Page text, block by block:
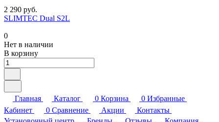
2 290 руб.
SLIMTEC Dual S2L
0
Нет в наличии
В корзину
Главная Каталог 0 Корзина 0 Избранные
Кабинет
0 Сравнение Акции
Контакты